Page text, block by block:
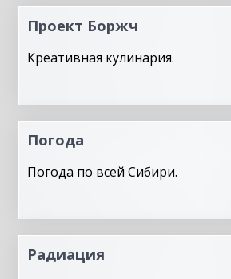
Проект Боржч
Креативная кулинария.
Погода
Погода по всей Сибири.
Радиация